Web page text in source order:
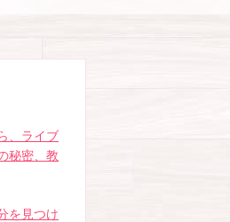
、ライブ
秘密、教
を見つけ